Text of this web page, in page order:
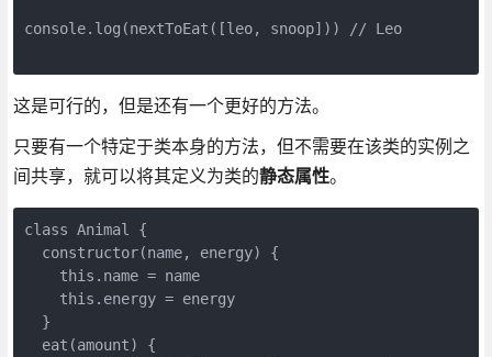
console.log(nextToEat([leo, snoop])) // Leo
这是可行的，但是还有一个更好的方法。
只要有一个特定于类本身的方法，但不需要在该类的实例之
间共享，就可以将其定义为类的静态属性。
class Animal {
  constructor(name, energy) {
    this.name = name
    this.energy = energy
  }
  eat(amount) {